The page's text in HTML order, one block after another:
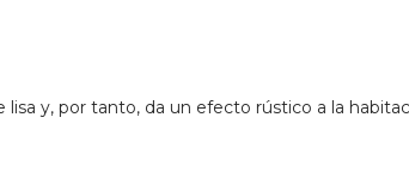
y, por tanto, da un efecto rústico a la